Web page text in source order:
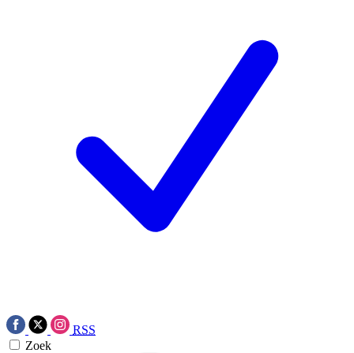
RSS
Zoek